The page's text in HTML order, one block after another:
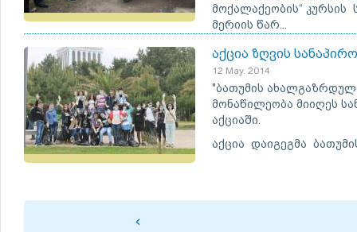
მოქალაქეობის“ კურსის
მერიის წარ...
აქცია ზღვის
12 May. 2014
"ბათუმის
მონაწილეობა მიიღეს
აქციაში.
აქცია დაიგეგმა
‹